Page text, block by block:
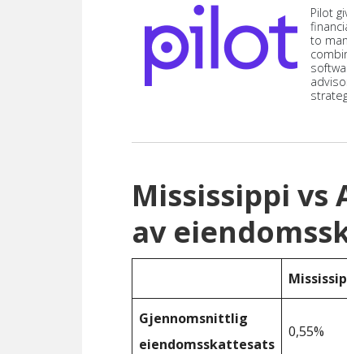
Pilot
to
Mississippi vs
av
Gjennomsnittlig
eiendomsskattesats
0,55%